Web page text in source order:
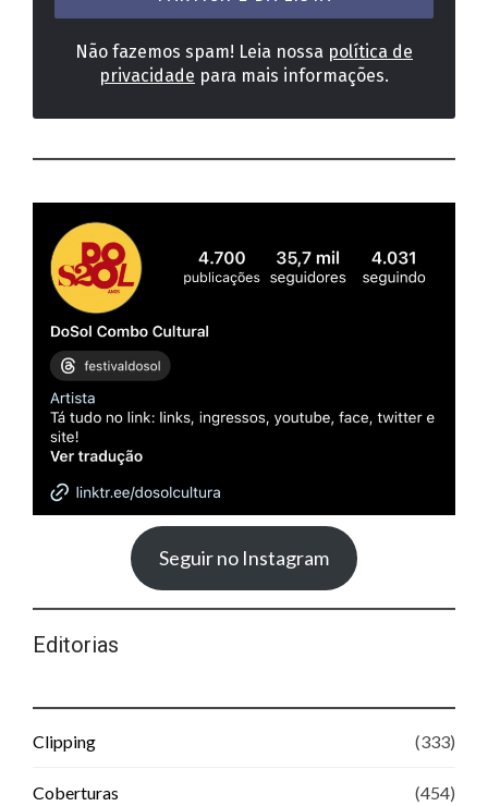
Não fazemos spam! Leia nossa política de
privacidade para mais informações.
Seguir no Instagram
Editorias
Clipping (333)
Coberturas (454)